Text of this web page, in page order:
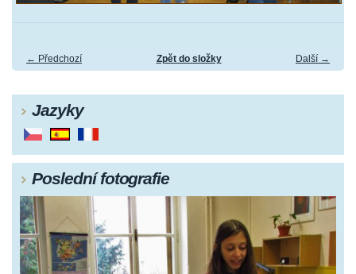
← Předchozí Další →
Zpět do složky
Jazyky
Poslední fotografie